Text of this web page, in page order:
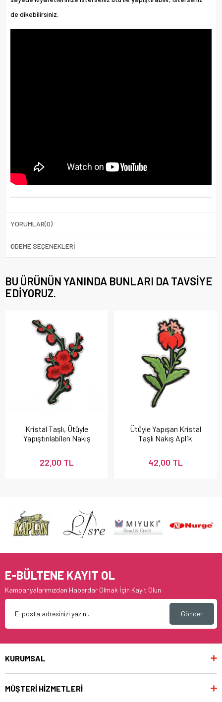
de dikebilirsiniz.
YORUMLAR(0)
ÖDEME SEÇENEKLERI
BU ÜRÜNÜN YANINDA BUNLARI DA TAVSIYE
EDIYORUZ.
Kristal Taşlı, Ütüyle
Yapıştırılabilen Nakış
22,00 TL
Ütüyle Yapışan Kristal
Taşlı Nakış Aplik
42,00 TL
E-BÜLTENE KAYIT OL
Kampanyalarımızdan Haberdar Olmak İçin Kayıt Olun
Gönder
KURUMSAL
MÜŞTERİ HİZMETLERİ